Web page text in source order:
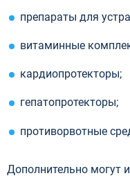
препараты для
витаминные
кардиопротекторы;
гепатопротекторы;
противорвотные
Дополнительно могут